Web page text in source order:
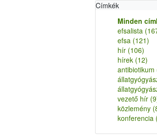
Címkék
Minden
efsalista
efsa (121)
hír (106)
hírek (12)
antibiotikum
vezető hír
közlemény
konferencia